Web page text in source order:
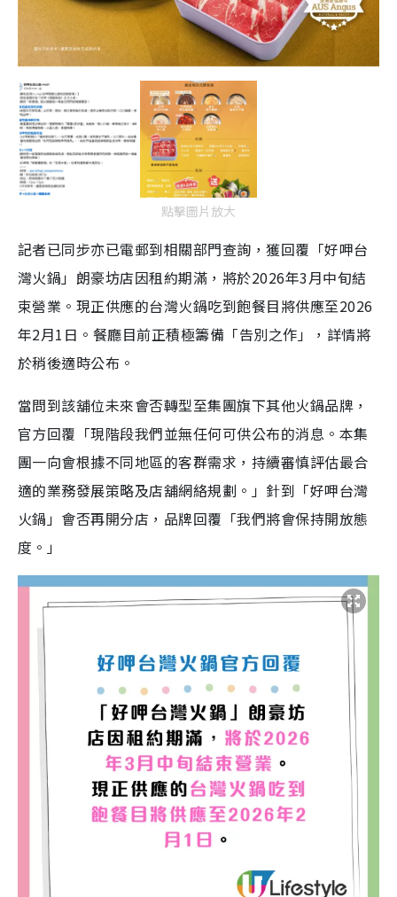
點擊圖片放大
記者已同步亦已電郵到相關部門查詢，獲回覆「好呷台
灣火鍋」朗豪坊店因租約期滿，將於2026年3月中旬結
束營業。現正供應的台灣火鍋吃到飽餐目將供應至2026
年2月1日。餐廳目前正積極籌備「告別之作」，詳情將
於稍後適時公布。
當問到該舖位未來會否轉型至集團旗下其他火鍋品牌，
官方回覆「現階段我們並無任何可供公布的消息。本集
團一向會根據不同地區的客群需求，持續審慎評估最合
適的業務發展策略及店舖網絡規劃。」針到「好呷台灣
火鍋」會否再開分店，品牌回覆「我們將會保持開放態
度。」